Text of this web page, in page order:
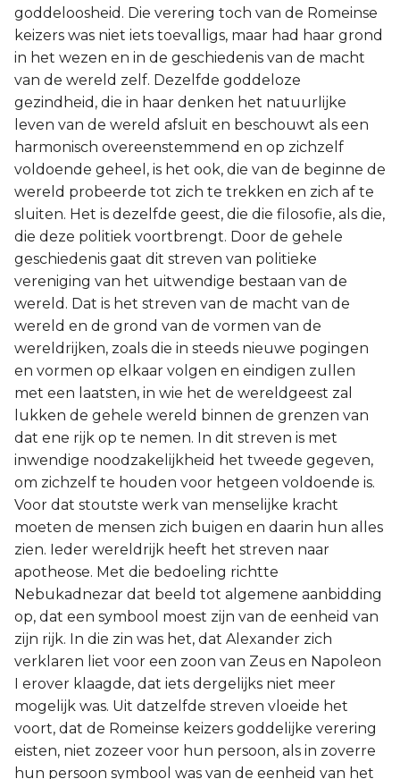
goddeloosheid. Die verering toch van de Romeinse
keizers was niet iets toevalligs, maar had haar grond
in het wezen en in de geschiedenis van de macht
van de wereld zelf. Dezelfde goddeloze
gezindheid, die in haar denken het natuurlijke
leven van de wereld afsluit en beschouwt als een
harmonisch overeenstemmend en op zichzelf
voldoende geheel, is het ook, die van de beginne de
wereld probeerde tot zich te trekken en zich af te
sluiten. Het is dezelfde geest, die die filosofie, als die,
die deze politiek voortbrengt. Door de gehele
geschiedenis gaat dit streven van politieke
vereniging van het uitwendige bestaan van de
wereld. Dat is het streven van de macht van de
wereld en de grond van de vormen van de
wereldrijken, zoals die in steeds nieuwe pogingen
en vormen op elkaar volgen en eindigen zullen
met een laatsten, in wie het de wereldgeest zal
lukken de gehele wereld binnen de grenzen van
dat ene rijk op te nemen. In dit streven is met
inwendige noodzakelijkheid het tweede gegeven,
om zichzelf te houden voor hetgeen voldoende is.
Voor dat stoutste werk van menselijke kracht
moeten de mensen zich buigen en daarin hun alles
zien. Ieder wereldrijk heeft het streven naar
apotheose. Met die bedoeling richtte
Nebukadnezar dat beeld tot algemene aanbidding
op, dat een symbool moest zijn van de eenheid van
zijn rijk. In die zin was het, dat Alexander zich
verklaren liet voor een zoon van Zeus en Napoleon
I erover klaagde, dat iets dergelijks niet meer
mogelijk was. Uit datzelfde streven vloeide het
voort, dat de Romeinse keizers goddelijke verering
eisten, niet zozeer voor hun persoon, als in zoverre
hun persoon symbool was van de eenheid van het